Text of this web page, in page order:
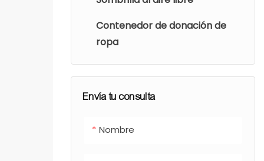
Contenedor de donación de
ropa
Envía tu consulta
Nombre